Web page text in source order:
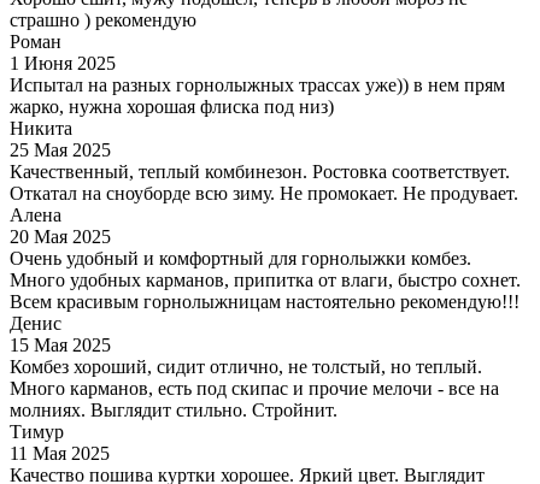
страшно ) рекомендую
Роман
1 Июня 2025
Испытал на разных горнолыжных трассах уже)) в нем прям
жарко, нужна хорошая флиска под низ)
Никита
25 Мая 2025
Качественный, теплый комбинезон. Ростовка соответствует.
Откатал на сноуборде всю зиму. Не промокает. Не продувает.
Алена
20 Мая 2025
Очень удобный и комфортный для горнолыжки комбез.
Много удобных карманов, припитка от влаги, быстро сохнет.
Всем красивым горнолыжницам настоятельно рекомендую!!!
Денис
15 Мая 2025
Комбез хороший, сидит отлично, не толстый, но теплый.
Много карманов, есть под скипас и прочие мелочи - все на
молниях. Выглядит стильно. Стройнит.
Тимур
11 Мая 2025
Качество пошива куртки хорошее. Яркий цвет. Выглядит